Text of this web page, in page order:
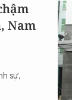
HỘI
TRÍ
Nam
sự,